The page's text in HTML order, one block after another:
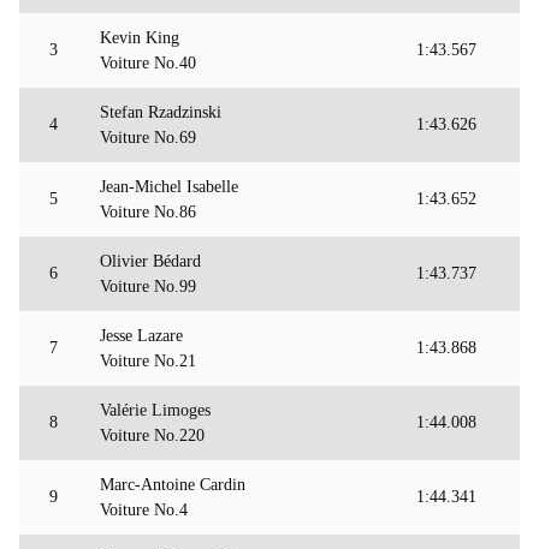
3
Kevin King
Voiture No.40
1:43.567
4
Stefan Rzadzinski
Voiture No.69
1:43.626
5
Jean-Michel Isabelle
Voiture No.86
1:43.652
6
Olivier Bédard
Voiture No.99
1:43.737
7
Jesse Lazare
Voiture No.21
1:43.868
8
Valérie Limoges
Voiture No.220
1:44.008
9
Marc-Antoine Cardin
Voiture No.4
1:44.341